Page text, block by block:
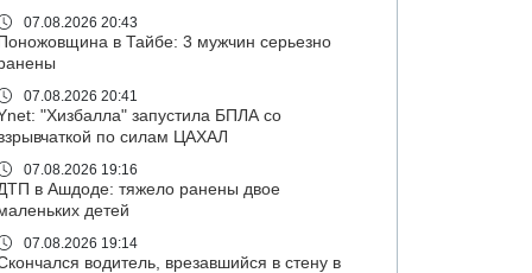
07.08.2026 20:43
Поножовщина в Тайбе: 3 мужчин серьезно
07.08.2026 20:41
"Хизбалла" запустила БПЛА со
по силам ЦАХАЛ
07.08.2026 19:16
в Ашдоде: тяжело ранены двое
детей
07.08.2026 19:14
водитель, врезавшийся в стену в